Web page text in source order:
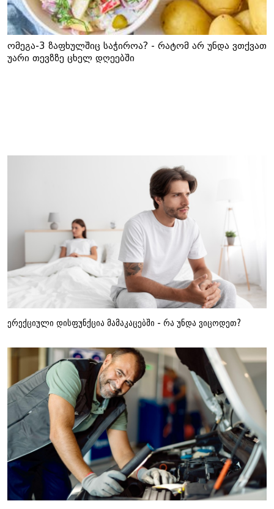
ომეგა-3 ზაფხულშიც საჭიროა? - რატომ არ უნდა ვთქვათ
უარი თევზზე ცხელ დღეებში
ერექციული დისფუნქცია მამაკაცებში - რა უნდა ვიცოდეთ?